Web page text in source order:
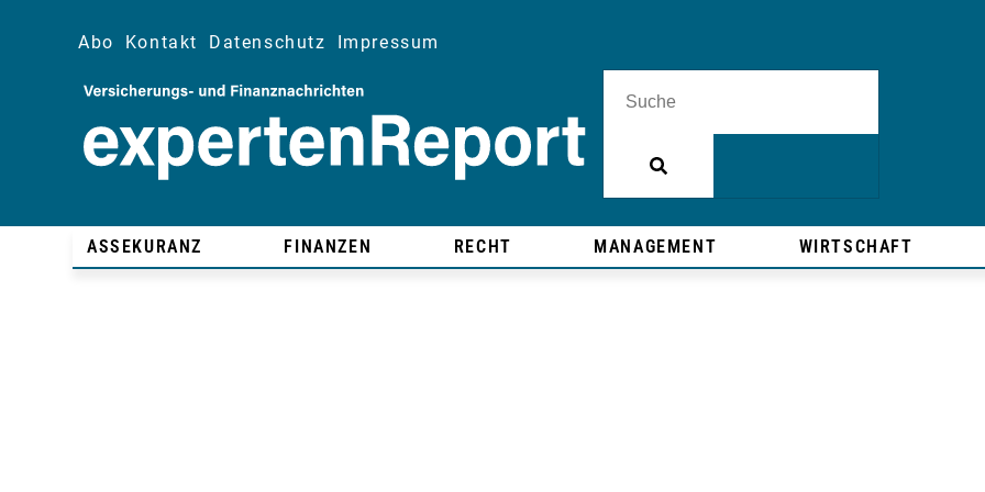
Abo Kontakt Datenschutz Impressum
ASSEKURANZ FINANZEN RECHT MANAGEMENT WIRTSCHAFT